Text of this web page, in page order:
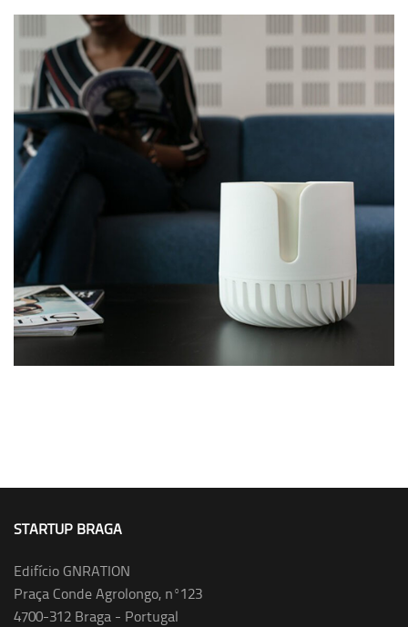
STARTUP BRAGA
Edifício GNRATION
Praça Conde Agrolongo, nº123
4700-312 Braga - Portugal